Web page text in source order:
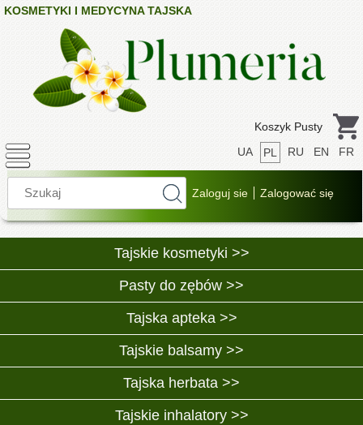
KOSMETYKI I MEDYCYNA TAJSKA
Koszyk Pusty
UA
PL RU EN FR
Tajskie kosmetyki >>
Pasty do zębów >>
Tajska apteka >>
Tajskie balsamy >>
Tajska herbata >>
Tajskie inhalatory >>